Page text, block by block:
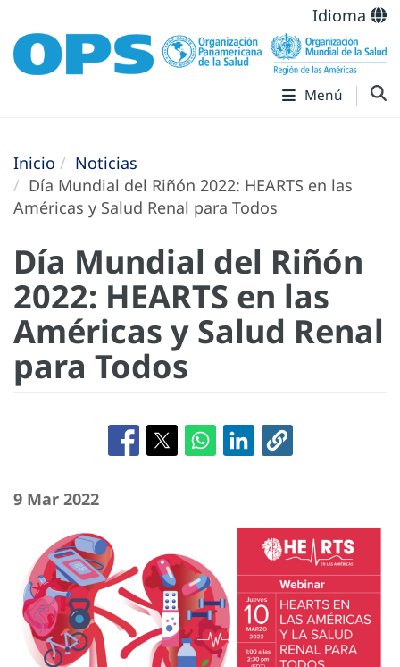
Idioma
Menú
Inicio
Noticias
Día Mundial del Riñón 2022: HEARTS en las
Américas y Salud Renal para Todos
Día Mundial del Riñón
2022: HEARTS en las
Américas y Salud Renal
para Todos
9 Mar 2022